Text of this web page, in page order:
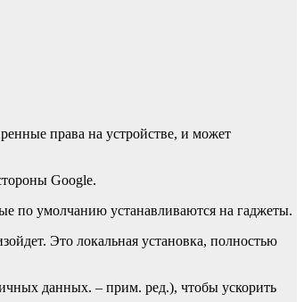
права на устройстве, и может
Google.
по умолчанию устанавливаются на гаджеты.
Это локальная установка, полностью
данных. – прим. ред.), чтобы ускорить